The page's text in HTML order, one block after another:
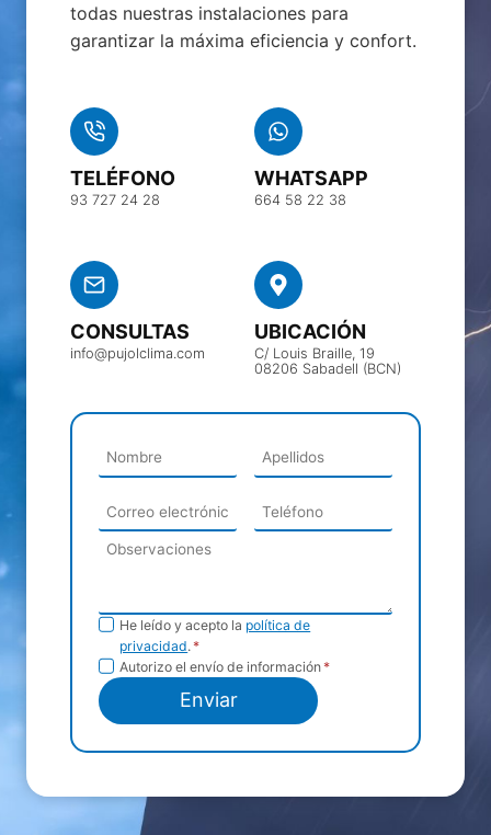
todas nuestras instalaciones para
garantizar la máxima eficiencia y confort.
TELÉFONO
93 727 24 28
WHATSAPP
664 58 22 38
CONSULTAS
info@pujolclima.com
UBICACIÓN
C/ Louis Braille, 19
08206 Sabadell (BCN)
Política de
privacidad
He leído y acepto la política de
privacidad.*
Envío de
información
Autorizo el envío de información*
Enviar